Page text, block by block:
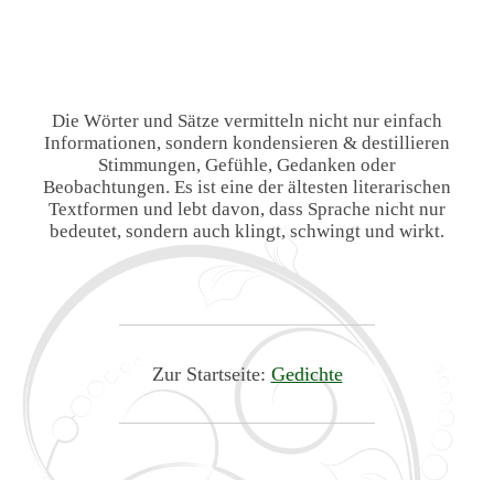
Die Wörter und Sätze vermitteln nicht nur einfach
Informationen, sondern kondensieren & destillieren
Stimmungen, Gefühle, Gedanken oder
Beobachtungen. Es ist eine der ältesten literarischen
Textformen und lebt davon, dass Sprache nicht nur
bedeutet, sondern auch klingt, schwingt und wirkt.
Zur Startseite: Gedichte